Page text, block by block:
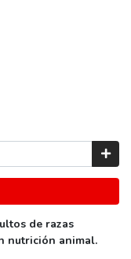
de razas
nutrición animal.